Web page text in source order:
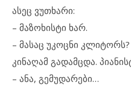
ასეც ვუთხარი:
– მაზოხისტი ხარ.
– მასაც უკოცნი კლიტორს?
კინაღამ გადამცდა.
– ანა, გემუდარები…